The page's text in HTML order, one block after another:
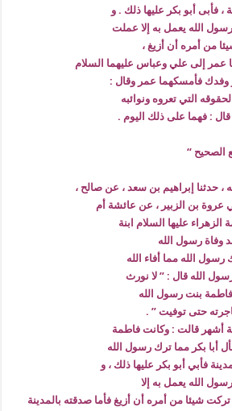
، فأبى أبو بكر عليها ذلك . و
الله يعمل به إلا عملت
من أمره أن أزيغ ،
عمر إلى علي وعباس عليهما السلام
وفدك فأمسكهما عمر وقال :
التي تعروه ونوائبه
: فهما على ذلك اليوم .
الصحيح “
، حدثنا إبراهيم بن سعد ، عن صالح ،
بن الزبير ، عن عائشة أم
عليها السلام ابنة
وفاة رسول الله
رسول الله مما أفاء الله
الله قال : ” لا نورث
بنت رسول الله
حتى توفيت ” .
أشهر قالت : وكانت فاطمة
أبا بكر مما ترك رسول الله
فأبي أبو بكر عليها ذلك ، و
الله يعمل به إلا
شيئا من أمره أن أزيغ فأما صدقته بالمدينة